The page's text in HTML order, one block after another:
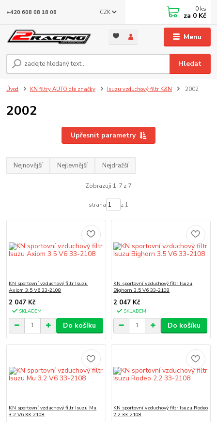
Menu
CZK
Hledat
+420 608 08 18 08 0 ks
za 0 Kč
Úvod KN filtry AUTO dle značky Isuzu vzduchový filtr K&N 2002
2002
Upřesnit parametry
Nejnovější Nejlevnější Nejdražší
Zobrazuji 1-7 z 7
strana z 1
KN sportovní vzduchový filtr Isuzu
Axiom 3.5 V6 33-2108
2 047 Kč
SKLADEM
Do košíku
KN sportovní vzduchový filtr Isuzu
Bighorn 3.5 V6 33-2108
2 047 Kč
SKLADEM
Do košíku
KN sportovní vzduchový filtr Isuzu Mu
3.2 V6 33-2108
KN sportovní vzduchový filtr Isuzu Rodeo
2.2 33-2108